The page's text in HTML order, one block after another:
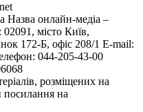
Назва онлайн-медіа –
місто Київ,
172-Б, офіс 208/1 E-mail:
044-205-43-00
розміщених на
посилання на